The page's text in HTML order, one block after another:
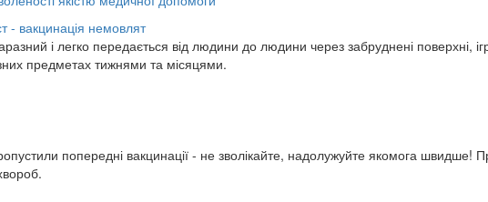
- вакцинація немовлят
і легко передається від людини до людини через забруднені поверхні,
предметах тижнями та місяцями.
попередні вакцинації - не зволікайте, надолужуйте якомога швидше!